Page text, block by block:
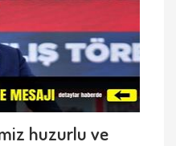
huzurlu ve